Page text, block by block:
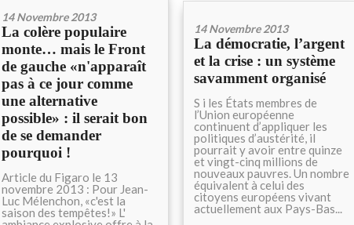
14 Novembre 2013
La colère populaire
monte… mais le Front
de gauche «n'apparaît
pas à ce jour comme
une alternative
possible» : il serait bon
de se demander
pourquoi !
Article du Figaro le 13
novembre 2013 : Pour Jean-
Luc Mélenchon, «c'est la
saison des tempêtes!» L'
14 Novembre 2013
La démocratie, l’argent
et la crise : un système
savamment organisé
S i les États membres de
l’Union européenne
continuent d’appliquer les
politiques d’austérité, il
pourrait y avoir entre quinze
et vingt-cinq millions de
nouveaux pauvres. Un nombre
équivalent à celui des
citoyens européens vivant
actuellement aux Pays-Bas...